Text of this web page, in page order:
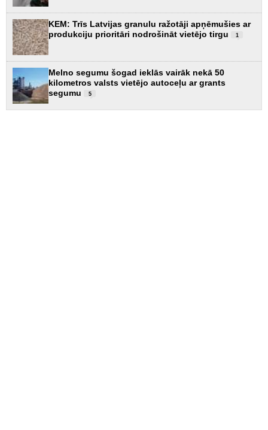
KEM: Trīs Latvijas granulu ražotāji apņēmušies ar
produkciju prioritāri nodrošināt vietējo tirgu
1
Melno segumu šogad ieklās vairāk nekā 50
kilometros valsts vietējo autoceļu ar grants
segumu
5